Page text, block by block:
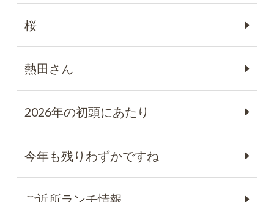
桜
熱田さん
2026年の初頭にあたり
今年も残りわずかですね
ご近所ランチ情報